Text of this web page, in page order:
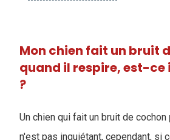
Mon chien fait un bruit
quand il respire, est-
?
Un chien qui fait un bruit de cochon
n'est pas inquiétant, cependant, si